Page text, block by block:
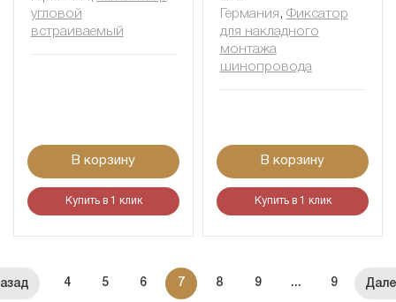
угловой
встраиваемый
В корзину
Купить в 1 клик
Германия , Фиксатор
для накладного
монтажа
шинопровода
В корзину
Купить в 1 клик
4 5 6 7 8 9 ... 9